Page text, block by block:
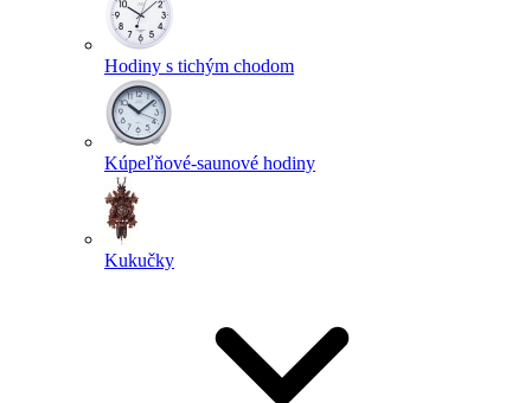
Hodiny s tichým chodom
Kúpeľňové-saunové hodiny
Kukučky